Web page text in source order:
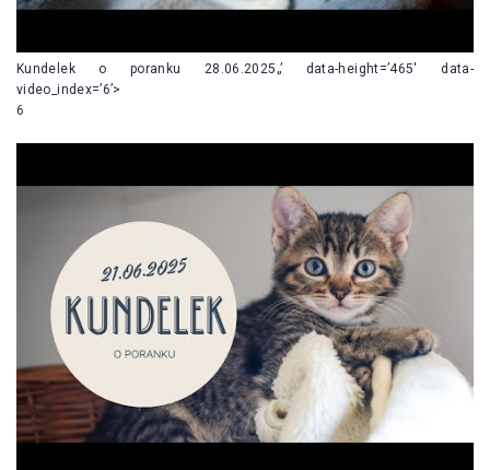
Kundelek o poranku 28.06.2025„’ data-height=’465′ data-
video_index=’6’>
6